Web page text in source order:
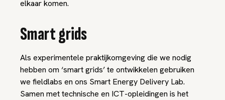
elkaar komen.
Smart grids
Als experimentele praktijkomgeving die we nodig
hebben om ‘smart grids’ te ontwikkelen gebruiken
we fieldlabs en ons Smart Energy Delivery Lab.
Samen met technische en ICT-opleidingen is het